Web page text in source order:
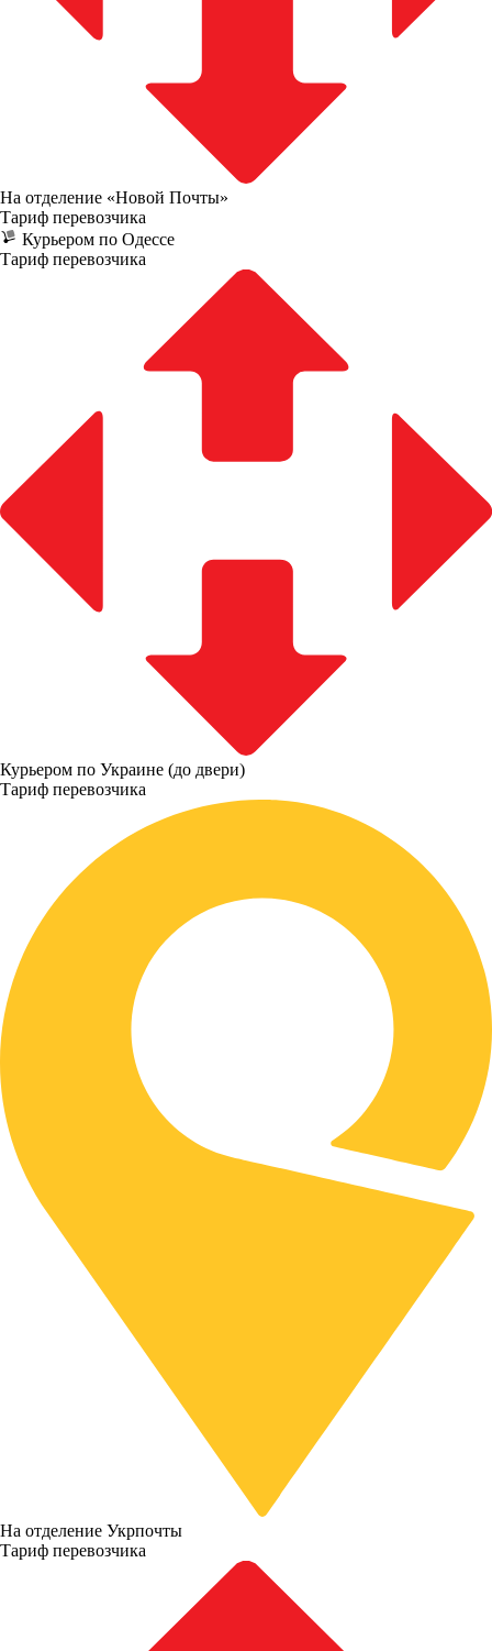
На отделение «Новой Почты»
Тариф перевозчика
Курьером по Одессе
Тариф перевозчика
Курьером по Украине (до двери)
Тариф перевозчика
На отделение Укрпочты
Тариф перевозчика